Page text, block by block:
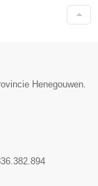
Henegouwen.